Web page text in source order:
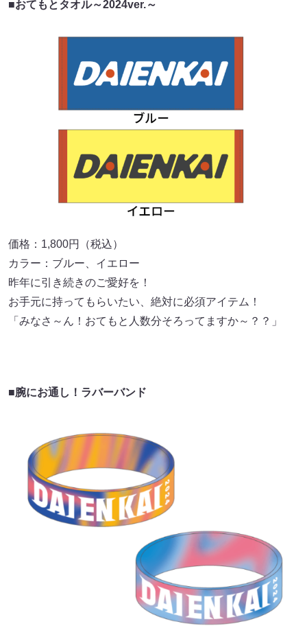
■おてもとタオル～2024ver.～
価格：1,800円（税込）
カラー：ブルー、イエロー
昨年に引き続きのご愛好を！
お手元に持ってもらいたい、絶対に必須アイテム！
「みなさ～ん！おてもと人数分そろってますか～？？」
■腕にお通し！ラバーバンド